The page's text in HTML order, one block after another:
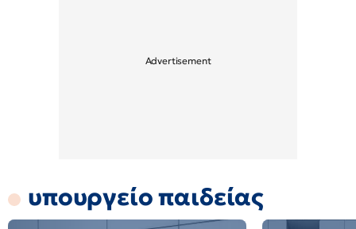
υπουργείο παιδείας